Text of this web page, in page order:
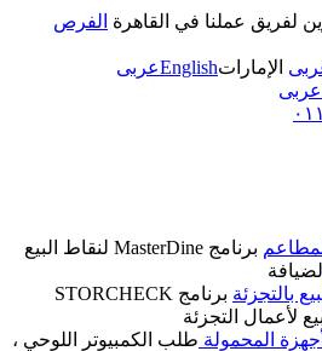
لفريق عملنا في القاهرة الفرص
الإماراتEnglishعربى
عربى
برنامج MasterDine لنقاط البيع
بالتجزئة
برنامج STORCHECK
لأعمال التجزئة
المحمولة طلب الكمبيوتر اللوحي ،